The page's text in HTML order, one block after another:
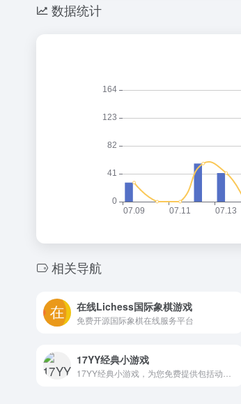
数据统计
相关导航
在线Lichess国际象棋游戏
免费开源国际象棋在线服务平台
17YY经典小游戏